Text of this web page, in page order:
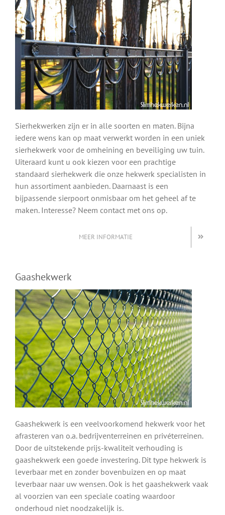
Sierhekwerken zijn er in alle soorten en maten. Bijna
iedere wens kan op maat verwerkt worden in een uniek
sierhekwerk voor de omheining en beveiliging uw tuin.
Uiteraard kunt u ook kiezen voor een prachtige
standaard sierhekwerk die onze hekwerk specialisten in
hun assortiment aanbieden. Daarnaast is een
bijpassende sierpoort onmisbaar om het geheel af te
maken. Interesse? Neem contact met ons op.
MEER INFORMATIE
Gaashekwerk
Gaashekwerk is een veelvoorkomend hekwerk voor het
afrasteren van o.a. bedrijventerreinen en privéterreinen.
Door de uitstekende prijs-kwaliteit verhouding is
gaashekwerk een goede investering. Dit type hekwerk is
leverbaar met en zonder bovenbuizen en op maat
leverbaar naar uw wensen. Ook is het gaashekwerk vaak
al voorzien van een speciale coating waardoor
onderhoud niet noodzakelijk is.